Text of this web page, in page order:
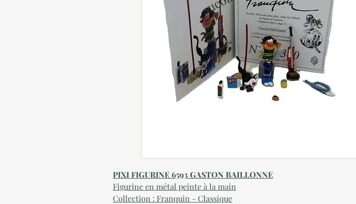
PIXI FIGURINE 6593 GASTON BAILLONNE
Figurine en métal peinte à la main
Collection : Franquin - Classique